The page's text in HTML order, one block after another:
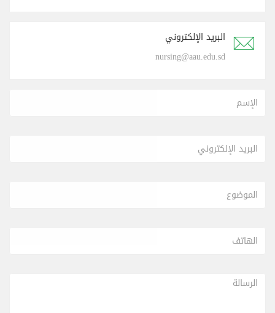
البريد الإلكتروني
nursing@aau.edu.sd